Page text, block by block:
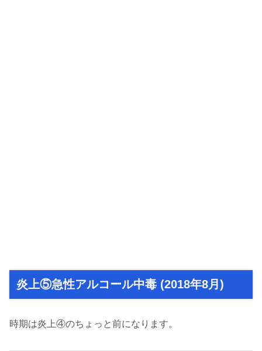
炎上⑤急性アルコール中毒 (2018年8月)
時期は炎上④のちょっと前になります。